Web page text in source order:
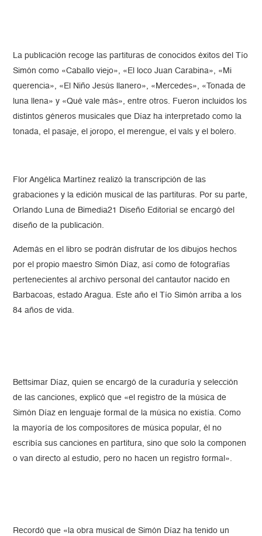
La publicación recoge las partituras de conocidos éxitos del Tío
Simón como «Caballo viejo», «El loco Juan Carabina», «Mi
querencia», «El Niño Jesús llanero», «Mercedes», «Tonada de
luna llena» y «Qué vale más», entre otros. Fueron incluidos los
distintos géneros musicales que Díaz ha interpretado como la
tonada, el pasaje, el joropo, el merengue, el vals y el bolero.
Flor Angélica Martínez realizó la transcripción de las
grabaciones y la edición musical de las partituras. Por su parte,
Orlando Luna de Bimedia21 Diseño Editorial se encargó del
diseño de la publicación.
Además en el libro se podrán disfrutar de los dibujos hechos
por el propio maestro Simón Díaz, así como de fotografías
pertenecientes al archivo personal del cantautor nacido en
Barbacoas, estado Aragua. Este año el Tío Simón arriba a los
84 años de vida.
Bettsimar Díaz, quien se encargó de la curaduría y selección
de las canciones, explicó que «el registro de la música de
Simón Díaz en lenguaje formal de la música no existía. Como
la mayoría de los compositores de música popular, él no
escribía sus canciones en partitura, sino que solo la componen
o van directo al estudio, pero no hacen un registro formal».
Recordó que «la obra musical de Simón Díaz ha tenido un